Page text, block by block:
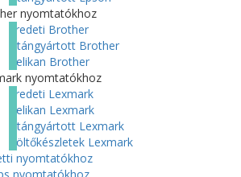
nyomtatókhoz
Eredeti Brother
Utángyártott Brother
Pelikan Brother
nyomtatókhoz
Eredeti Lexmark
Pelikan Lexmark
Utángyártott Lexmark
Töltőkészletek Lexmark
nyomtatókhoz